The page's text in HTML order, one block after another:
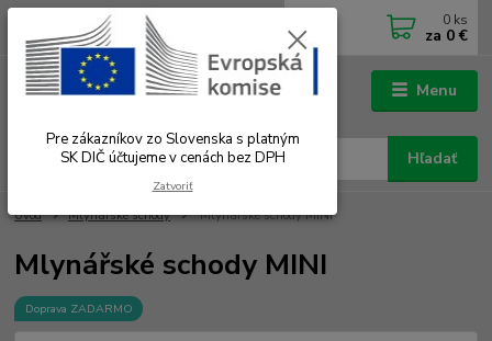
Menu
Hľadať
Po-Čt 7.00 - 16.00 hod. Pá 7.00 - 12.00 hod.
0 ks
za 0 €
Úvod Mlynárske schody Mlynářské schody MINI
Mlynářské schody MINI
Doprava ZADARMO
Pre zákazníkov zo Slovenska s platným
SK DIČ účtujeme v cenách bez DPH
Zatvoriť